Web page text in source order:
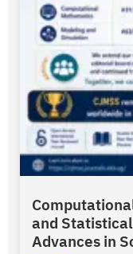
and
Advances in